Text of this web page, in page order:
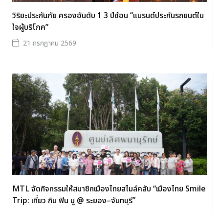
วิริยะประกันภัย ครองอันดับ 1 3 ปีซ้อน “แบรนด์ประกันรถยนต์ใน
ใจผู้บริโภค”
21 กรกฎาคม 2569
MTL จัดกิจกรรมให้สมาชิกเมืองไทยสไมล์คลับ “เมืองไทย Smile
Trip: เที่ยว กิน ฟิน มู @ ระยอง–จันทบุรี”